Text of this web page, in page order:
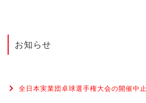
お知らせ
全日本実業団卓球選手権大会の開催中